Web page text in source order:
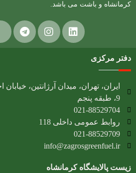
کرمانشاه و باشت می باشد.
دفتر مرکزی
9، طبقه پنجم
021-88529704
روابط عمومی داخلی 118
021-88529709
info@zagrosgreenfuel.ir​
زیست پالایشگاه کرمانشاه